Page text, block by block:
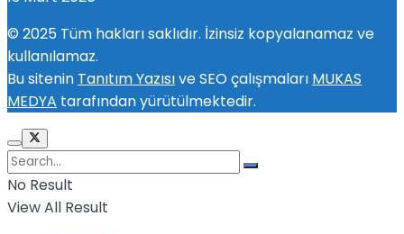
© 2025 Tüm hakları saklıdır. İzinsiz kopyalanamaz ve
kullanılamaz.
Bu sitenin Tanıtım Yazısıve SEO çalışmaları MUKAS
MEDYA tarafından yürütülmektedir.
No Result
View All Result